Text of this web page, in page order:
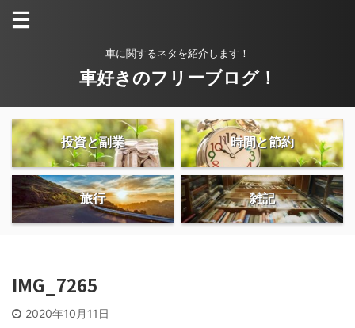
車に関するネタを紹介します！
車好きのフリーブログ！
投資と副業 時間と節約
旅行 雑記
IMG_7265
2020年10月11日